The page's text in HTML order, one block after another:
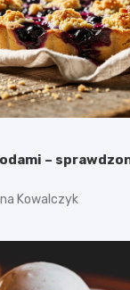
–
Kowalczyk